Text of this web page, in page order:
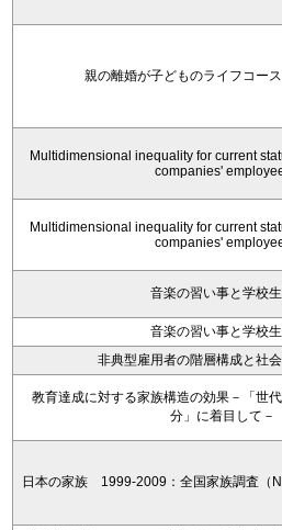
親の離婚が子どものライフコー
Multidimensional inequality for current
companies'
Multidimensional inequality for current
companies'
音楽の習い事と学校
音楽の習い事と学校
非典型雇用者の階層構成と社
教育達成に対する家族構造の効果－「世
分」に着目して－
日本の家族 1999-2009：全国家族調査（